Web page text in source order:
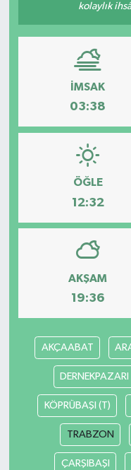
kolaylık
İMSAK
03:38
ÖĞLE
12:32
AKŞAM
19:36
AKÇAABAT
DERNEKPAZARI
KÖPRÜBAŞI (T)
TRABZON
ÇARŞIBAŞI
Gizlilik İlkeleri -
Gündem
Turizm